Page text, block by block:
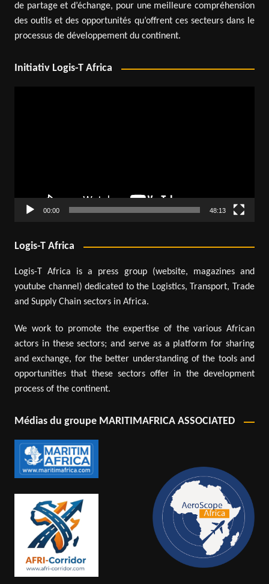
de partage et d’échange, pour une meilleure compréhension
des outils et des opportunités qu’offrent ces secteurs dans le
processus de développement du continent.
Initiativ Logis-T Africa
00:00 48:13
Logis-T Africa
Logis-T Africa is a press group (website, magazines and
youtube channel) dedicated to the Logistics, Transport, Trade
and Supply Chain sectors in Africa.
We work to promote the expertise of the various African
actors in these sectors; and serve as a platform for sharing
and exchange, for the better understanding of the tools and
opportunities that these sectors offer in the development
process of the continent.
Médias du groupe MARITIMAFRICA ASSOCIATED